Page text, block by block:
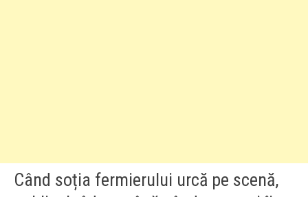
Când soția fermierului urcă pe scenă,